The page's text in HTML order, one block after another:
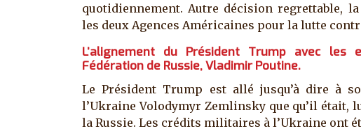
quotidiennement. Autre décision regrettable,
les deux Agences Américaines pour la lutte
L’alignement du Président Trump avec les
Fédération de Russie, Vladimir Poutine.
Le Président Trump est allé jusqu’à dire à
l’Ukraine Volodymyr Zemlinsky que qu’il était,
la Russie. Les crédits militaires à l’Ukraine ont